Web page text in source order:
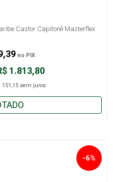
Castor Capitonê Masterflex
1.813,80
151,15 sem juros
no PIX
-6%